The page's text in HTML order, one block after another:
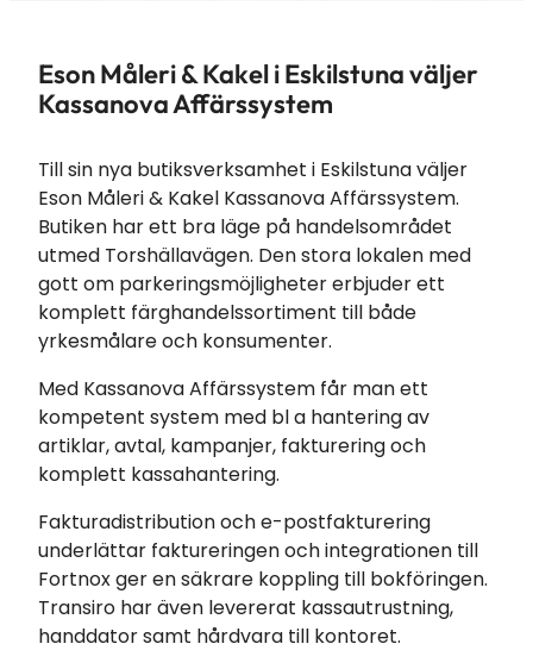
Eson Måleri & Kakel i Eskilstuna väljer
Kassanova Affärssystem
Till sin nya butiksverksamhet i Eskilstuna väljer
Eson Måleri & Kakel Kassanova Affärssystem.
Butiken har ett bra läge på handelsområdet
utmed Torshällavägen. Den stora lokalen med
gott om parkeringsmöjligheter erbjuder ett
komplett färghandelssortiment till både
yrkesmålare och konsumenter.
Med Kassanova Affärssystem får man ett
kompetent system med bl a hantering av
artiklar, avtal, kampanjer, fakturering och
komplett kassahantering.
Fakturadistribution och e-postfakturering
underlättar faktureringen och integrationen till
Fortnox ger en säkrare koppling till bokföringen.
Transiro har även levererat kassautrustning,
handdator samt hårdvara till kontoret.